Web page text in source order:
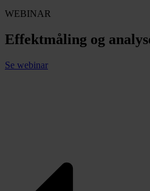
WEBINAR
Effektmåling og
Se webinar